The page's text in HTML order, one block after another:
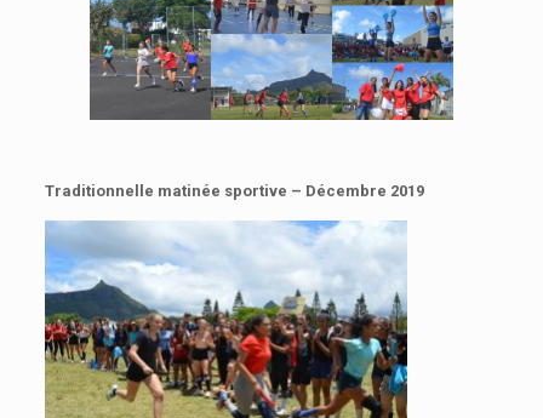
Traditionnelle matinée sportive – Décembre 2019